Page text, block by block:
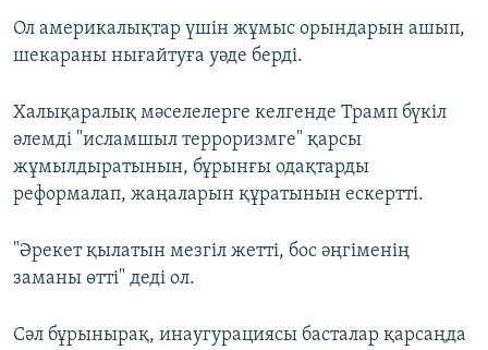
Ол америкалықтар үшін жұмыс орындарын ашып,
шекараны нығайтуға уәде берді.
Халықаралық мәселелерге келгенде Трамп бүкіл
әлемді "исламшыл терроризмге" қарсы
жұмылдыратынын, бұрынғы одақтарды
реформалап, жаңаларын құратынын ескертті.
"Әрекет қылатын мезгіл жетті, бос әңгіменің
заманы өтті" деді ол.
Сәл бұрынырақ, инаугурациясы басталар қарсаңда